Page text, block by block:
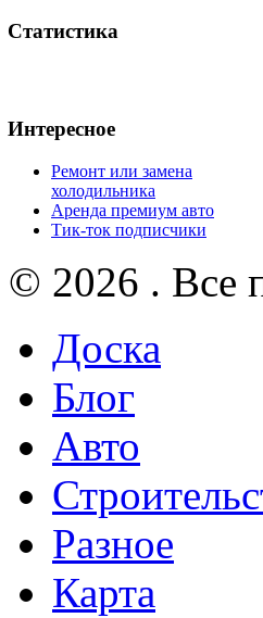
Статистика
Интересное
Ремонт или замена
холодильника
Аренда премиум авто
Тик-ток подписчики
© 2026 . Все
Доска
Блог
Авто
Разное
Карта